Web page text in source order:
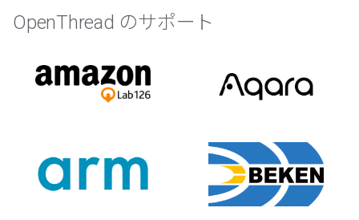
OpenThread のサポート